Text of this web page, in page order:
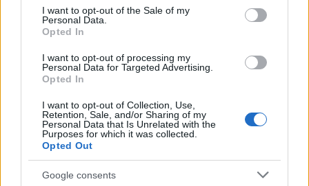
consent section.
I want to opt-out of the Sale of my
Personal Data.
Opted In
I want to opt-out of processing my
Personal Data for Targeted Advertising.
Opted In
I want to opt-out of Collection, Use,
Retention, Sale, and/or Sharing of my
Personal Data that Is Unrelated with the
Purposes for which it was collected.
Opted Out
Google consents
Σουηδία: Παραιτήθηκε ο πρωθυπουργός Στέφαν
28.06.2021 11:49